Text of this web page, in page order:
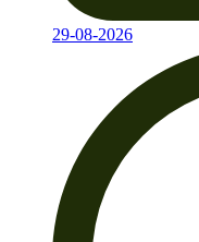
29-08-2026